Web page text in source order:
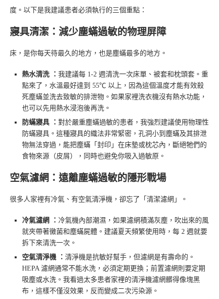
度。以下是我建議患者必須執行的三個重點：
寢具清潔：減少塵蟎過敏的物理屏障
床，是你每天待最久的地方，也是塵蟎最多的地方。
熱水清洗 ： 我建議每 1-2 週清洗一次床單、被套和枕頭套。重
點來了，水溫最好達到 55℃ 以上，因為這個溫度才能有效殺
死塵蟎並洗去致敏的排泄物。如果家裡洗衣機沒有熱水功能，
也可以先用熱水浸泡後再洗。
防蟎寢具 ： 對於嚴重塵蟎過敏的患者，我強烈建議使用物理性
防蟎寢具。這種寢具的織法非常緊密，孔洞小到塵蟎及其排泄
物無法穿過，能把塵蟎「封印」在床墊或枕芯內，斷絕牠們的
食物來源（皮屑），同時也避免你吸入過敏原。
空氣濾網：遠離塵蟎過敏的隱形戰場
很多人家裡有冷氣、有空氣清淨機，卻忘了「清潔濾網」。
冷氣濾網 ： 冷氣機內部潮濕，如果濾網積滿灰塵，吹出來的風
就夾帶著黴菌和塵蟎屍體。建議夏天頻繁使用時，每 2 週就要
拆下來清洗一次。
空氣清淨機 ： 清淨機是抗敏好幫手，但濾網是有壽命的。
HEPA 濾網通常不能水洗，必須定期更換；前置濾網則要定期
吸塵或水洗。我看過太多患者家裡的清淨機濾網髒得像塊黑
布，這樣不僅沒效果，反而變成二次污染源。